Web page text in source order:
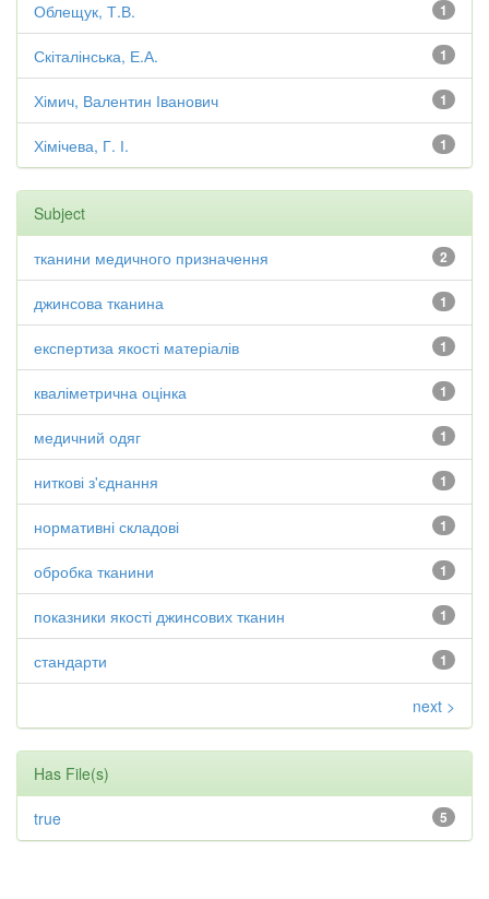
1
Облещук, Т.В.
1
Скіталінська, Е.А.
1
Хімич, Валентин Іванович
1
Хімічева, Г. І.
Subject
2
тканини медичного призначення
1
джинсова тканина
1
експертиза якості матеріалів
1
кваліметрична оцінка
1
медичний одяг
1
ниткові з'єднання
1
нормативні складові
1
обробка тканини
1
показники якості джинсових тканин
1
стандарти
next >
Has File(s)
5
true